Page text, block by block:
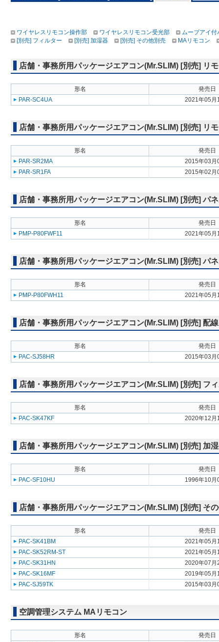
ワイヤレスリモコン操作部 ワイヤレスリモコン受光部
ムーブアイ付
[別売] フィルター
[別売] 加湿器 [別売] その他別売 MAリモコン
店舗・事務所用パッケージエアコン(Mr.SLIM) [別売] リ
形名
発売日
PAR-SC4UA
2021年05月
店舗・事務所用パッケージエアコン(Mr.SLIM) [別売] リ
形名
発売日
PAR-SR2MA
2015年03月
PAR-SR1FA
2015年02月
店舗・事務所用パッケージエアコン(Mr.SLIM) [別売] パ
形名
発売日
PMP-P80FWF11
2021年05月
店舗・事務所用パッケージエアコン(Mr.SLIM) [別売] パ
形名
発売日
PMP-P80FWH11
2021年05月
店舗・事務所用パッケージエアコン(Mr.SLIM) [別売] 配
形名
発売日
PAC-SJ58HR
2015年03月
店舗・事務所用パッケージエアコン(Mr.SLIM) [別売] フ
形名
発売日
PAC-SK47KF
2020年12月
店舗・事務所用パッケージエアコン(Mr.SLIM) [別売] 加
形名
発売日
PAC-SF10HU
1996年10月
店舗・事務所用パッケージエアコン(Mr.SLIM) [別売] そ
形名
発売日
PAC-SK41BM
2021年05月
PAC-SK52RM-ST
2021年05月
PAC-SK31HN
2020年07月
PAC-SK16MF
2019年05月
PAC-SJ59TK
2015年03月
空調管理システム MAリモコン
形名
発売日